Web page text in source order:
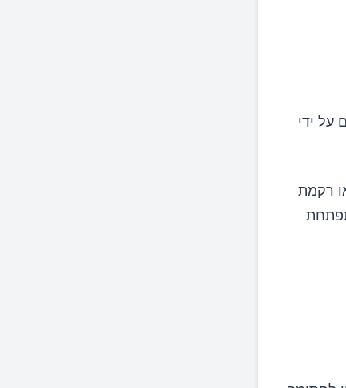
הנגרם על ידי
רקמת